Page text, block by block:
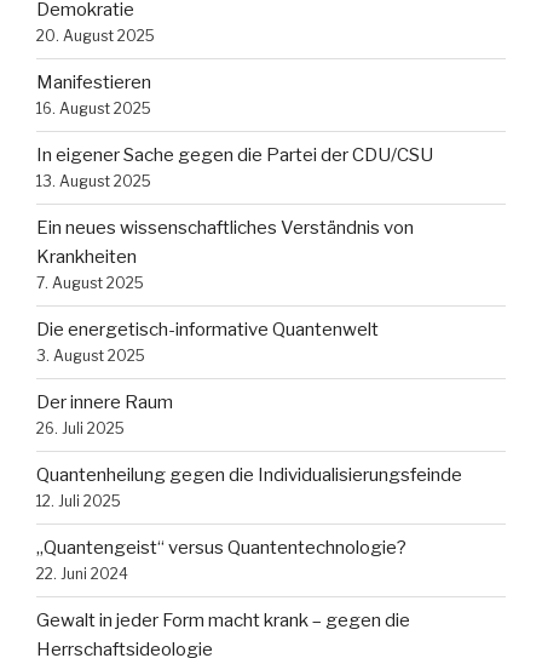
Demokratie
20. August 2025
Manifestieren
16. August 2025
In eigener Sache gegen die Partei der CDU/CSU
13. August 2025
Ein neues wissenschaftliches Verständnis von
Krankheiten
7. August 2025
Die energetisch-informative Quantenwelt
3. August 2025
Der innere Raum
26. Juli 2025
Quantenheilung gegen die Individualisierungsfeinde
12. Juli 2025
„Quantengeist“ versus Quantentechnologie?
22. Juni 2024
Gewalt in jeder Form macht krank – gegen die
Herrschaftsideologie